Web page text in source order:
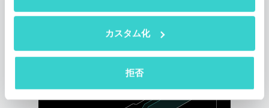
カスタム化
拒否
関連記事